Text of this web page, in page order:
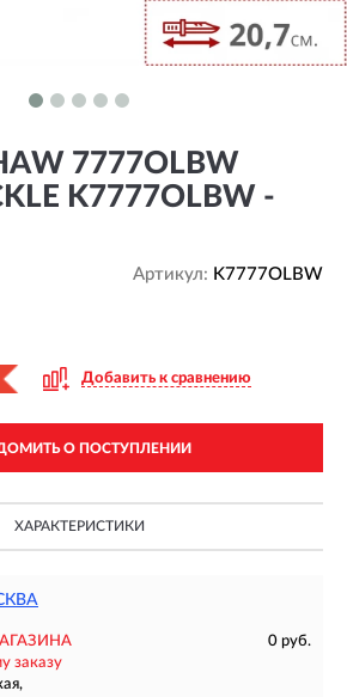
7777OLBW
K7777OLBW -
Артикул: K7777OLBW
Добавить к сравнению
О ПОСТУПЛЕНИИ
ХАРАКТЕРИСТИКИ
0 руб.
заказу